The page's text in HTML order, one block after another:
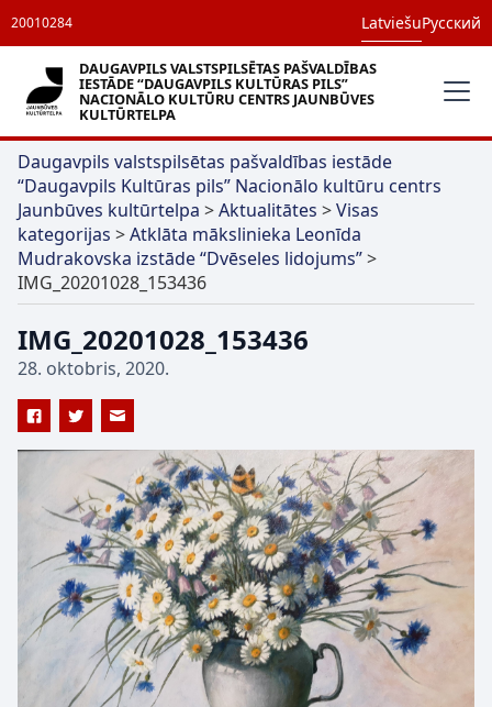
20010284 LatviešuРусский
DAUGAVPILS VALSTSPILSĒTAS PAŠVALDĪBAS
IESTĀDE “DAUGAVPILS KULTŪRAS PILS”
NACIONĀLO KULTŪRU CENTRS JAUNBŪVES
KULTŪRTELPA
Daugavpils valstspilsētas pašvaldības iestāde
“Daugavpils Kultūras pils” Nacionālo kultūru centrs
Jaunbūves kultūrtelpa >Aktualitātes >Visas
kategorijas >Atklāta mākslinieka Leonīda
Mudrakovska izstāde “Dvēseles lidojums”>
IMG_20201028_153436
IMG_20201028_153436
28. oktobris, 2020.